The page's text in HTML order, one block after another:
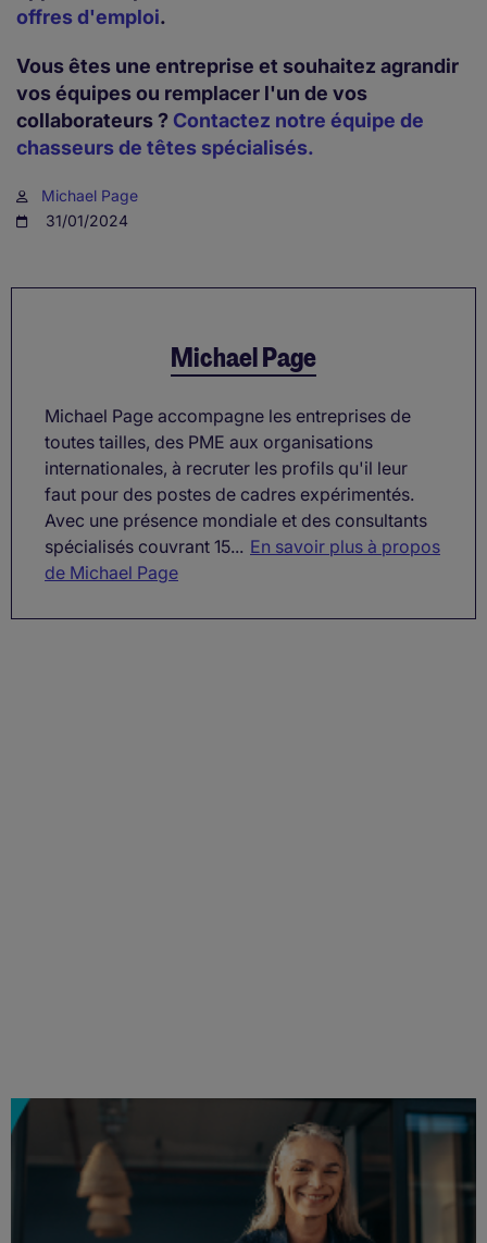
offres d'emploi.
Vous êtes une entreprise et souhaitez agrandir
vos équipes ou remplacer l'un de vos
collaborateurs ? Contactez notre équipe de
chasseurs de têtes spécialisés.
Michael Page
31/01/2024
Michael Page
Michael Page accompagne les entreprises de
toutes tailles, des PME aux organisations
internationales, à recruter les profils qu'il leur
faut pour des postes de cadres expérimentés.
Avec une présence mondiale et des consultants
spécialisés couvrant 15... En savoir plus à propos
de Michael Page